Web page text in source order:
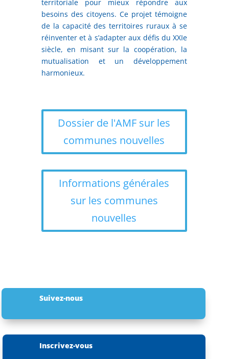
territoriale pour mieux répondre aux
besoins des citoyens. Ce projet témoigne
de la capacité des territoires ruraux à se
réinventer et à s’adapter aux défis du XXIe
siècle, en misant sur la coopération, la
mutualisation et un développement
harmonieux.
Dossier de l'AMF sur les
communes nouvelles
Informations générales
sur les communes
nouvelles
Suivez-nous
Inscrivez-vous